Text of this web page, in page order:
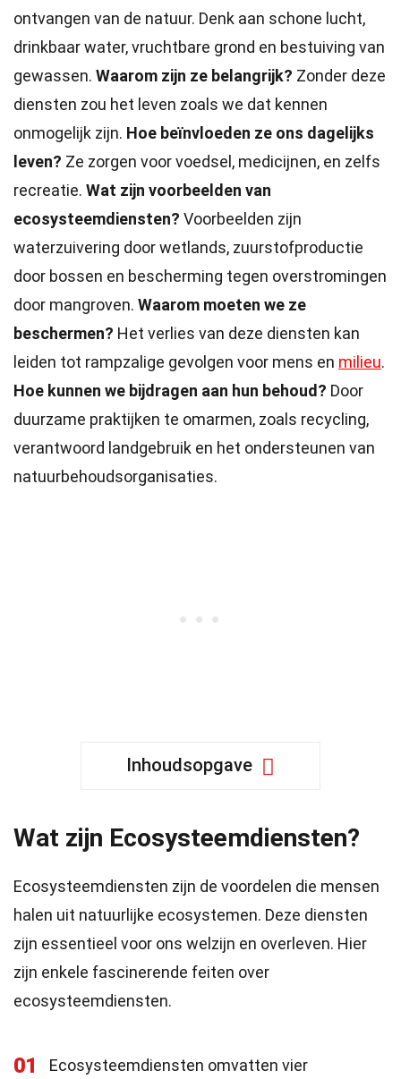
ontvangen van de natuur. Denk aan schone lucht,
drinkbaar water, vruchtbare grond en bestuiving van
gewassen. Waarom zijn ze belangrijk? Zonder deze
diensten zou het leven zoals we dat kennen
onmogelijk zijn. Hoe beïnvloeden ze ons dagelijks
leven? Ze zorgen voor voedsel, medicijnen, en zelfs
recreatie. Wat zijn voorbeelden van
ecosysteemdiensten? Voorbeelden zijn
waterzuivering door wetlands, zuurstofproductie
door bossen en bescherming tegen overstromingen
door mangroven. Waarom moeten we ze
beschermen? Het verlies van deze diensten kan
leiden tot rampzalige gevolgen voor mens en milieu.
Hoe kunnen we bijdragen aan hun behoud? Door
duurzame praktijken te omarmen, zoals recycling,
verantwoord landgebruik en het ondersteunen van
natuurbehoudsorganisaties.
Inhoudsopgave
Wat zijn Ecosysteemdiensten?
Ecosysteemdiensten zijn de voordelen die mensen
halen uit natuurlijke ecosystemen. Deze diensten
zijn essentieel voor ons welzijn en overleven. Hier
zijn enkele fascinerende feiten over
ecosysteemdiensten.
01
Ecosysteemdiensten omvatten vier